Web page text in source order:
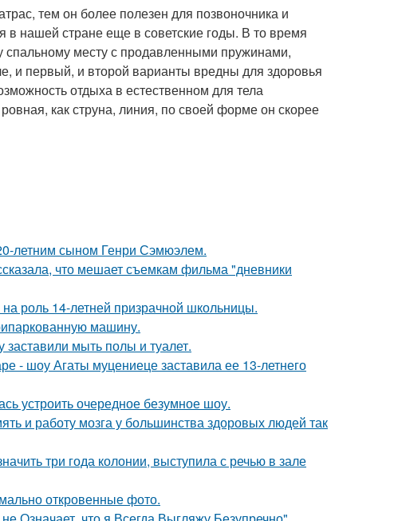
тем он более полезен для позвоночника и
нашей стране еще в советские годы. В то время
спальному месту с продавленными пружинами,
и первый, и второй варианты вредны для здоровья
отдыха в естественном для тела
как струна, линия, по своей форме он скорее
летним сыном Генри Сэмюэлем.
что мешает съемкам фильма "дневники
роль 14-летней призрачной школьницы.
машину.
мыть полы и туалет.
- шоу Агаты муцениеце заставила ее 13-летнего
устроить очередное безумное шоу.
и работу мозга у большинства здоровых людей так
три года колонии, выступила с речью в зале
откровенные фото.